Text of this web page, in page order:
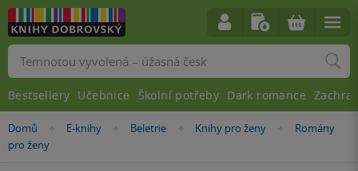
Nacházíte
se
Domů »
E-knihy »
Beletrie »
Knihy pro ženy »
Romány
pro ženy
Vyhledávání
Bestsellery Učebnice Školní potřeby Dark romance